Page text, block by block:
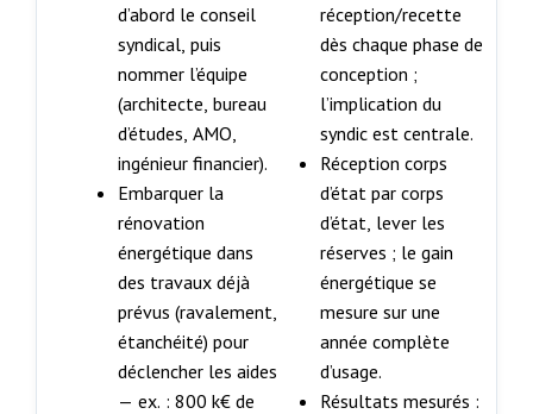
d’abord le conseil
syndical, puis
nommer l’équipe
(architecte, bureau
d’études, AMO,
ingénieur financier).
Embarquer la
rénovation
énergétique dans
des travaux déjà
prévus (ravalement,
étanchéité) pour
déclencher les aides
— ex. : 800 k€ de
réception/recette
dès chaque phase de
conception ;
l’implication du
syndic est centrale.
Réception corps
d’état par corps
d’état, lever les
réserves ; le gain
énergétique se
mesure sur une
année complète
d’usage.
Résultats mesurés :